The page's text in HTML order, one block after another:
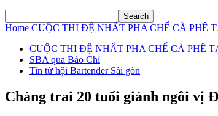
Home CUỘC THI ĐỆ NHẤT PHA CHẾ CÀ PHÊ
CUỘC THI ĐỆ NHẤT PHA CHẾ CÀ PHÊ
SBA qua Báo Chí
Tin từ hội Bartender Sài gòn
Chàng trai 20 tuổi giành ngôi vị